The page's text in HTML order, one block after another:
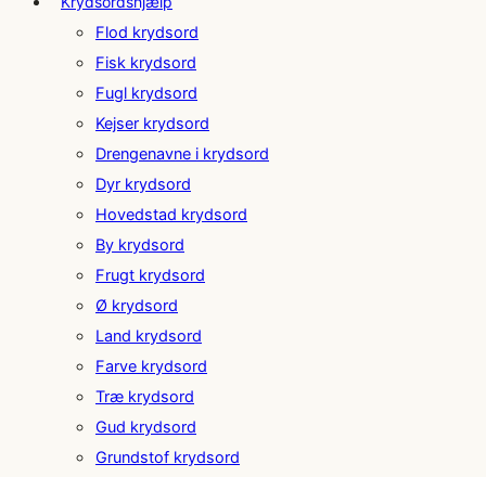
Flod krydsord
Fisk krydsord
Fugl krydsord
Kejser krydsord
Drengenavne i krydsord
Dyr krydsord
Hovedstad krydsord
By krydsord
Frugt krydsord
Ø krydsord
Land krydsord
Farve krydsord
Træ krydsord
Gud krydsord
Grundstof krydsord